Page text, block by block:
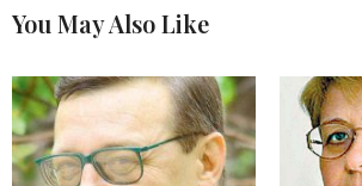
You May Also Like